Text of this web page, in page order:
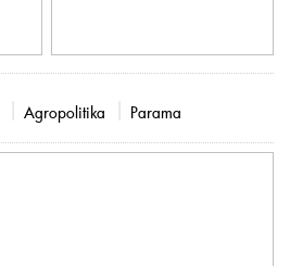
Agropolitika Parama